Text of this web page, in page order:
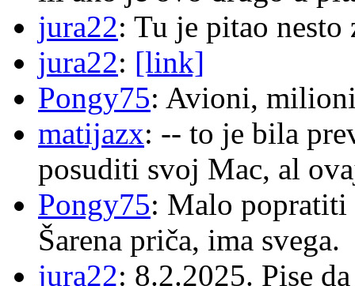
jura22: Tu je pitao
jura22: [link]
Pongy75: Avioni,
matijazx: -- to je bila
posuditi svoj Mac, al
Pongy75: Malo popratiti
Šarena priča, ima svega.
jura22: 8.2.2025. Pise